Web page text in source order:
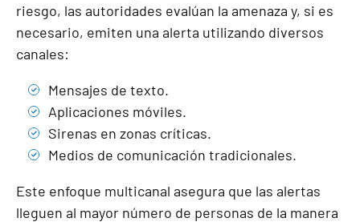
riesgo, las autoridades evalúan la amenaza y, si es
necesario, emiten una alerta utilizando diversos
canales:
Mensajes de texto.
Aplicaciones móviles.
Sirenas en zonas críticas.
Medios de comunicación tradicionales.
Este enfoque multicanal asegura que las alertas
lleguen al mayor número de personas de la manera